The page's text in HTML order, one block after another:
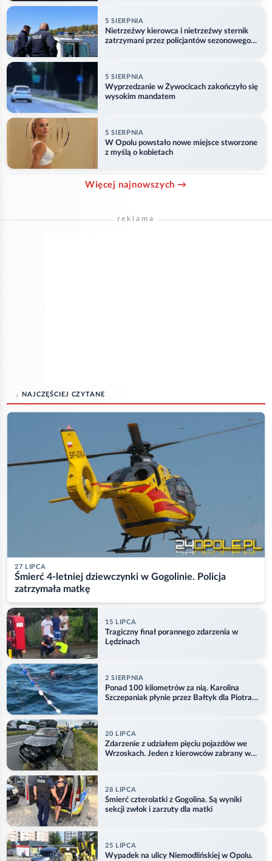
5 SIERPNIA
Nietrzeźwy kierowca i nietrzeźwy sternik
zatrzymani przez policjantów sezonowego
5 SIERPNIA
Wyprzedzanie w Żywocicach zakończyło się
wysokim mandatem
5 SIERPNIA
W Opolu powstało nowe miejsce stworzone
z myślą o kobietach
Więcej najnowszych →
reklama
NAJCZĘŚCIEJ CZYTANE
27 LIPCA
Śmierć 4-letniej dziewczynki w Gogolinie. Policja
zatrzymała matkę
15 LIPCA
Tragiczny finał porannego zdarzenia w
Lędzinach
2 SIERPNIA
Ponad 100 kilometrów za nią. Karolina
Szczepaniak płynie przez Bałtyk dla Piotra.
20 LIPCA
Zdarzenie z udziałem pięciu pojazdów we
Wrzoskach. Jeden z kierowców zabrany w
28 LIPCA
Śmierć czterolatki z Gogolina. Są wyniki
sekcji zwłok i zarzuty dla matki
25 LIPCA
Wypadek na ulicy Niemodlińskiej w Opolu.